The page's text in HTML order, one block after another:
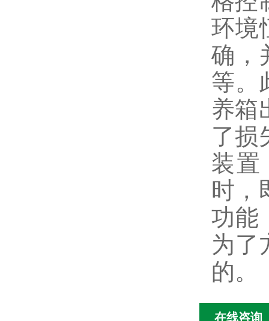
环境
确，
等。
养箱
了损
装置
时，
功能
为了
的。
在线咨询